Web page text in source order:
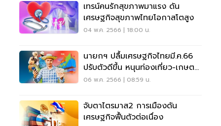
เทรน์คนรักสุขภาพมาแรง ดัน
เศรษฐกิจสุขภาพไทยโอกาสโตสูง
04 พ.ค. 2566 | 18:00 น.
นายกฯ ปลื้มเศรษฐกิจไทยมี.ค.66
ปรับตัวดีขึ้น หนุนท่องเที่ยว-เกษตร
ขยายตัว
06 พ.ค. 2566 | 08:59 น.
จับตาไตรมาส2 การเมืองดัน
เศรษฐกิจฟื้นตัวต่อเนื่อง